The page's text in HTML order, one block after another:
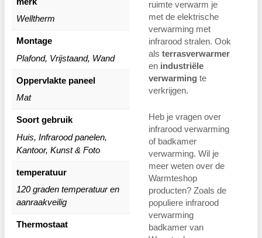
Welltherm
Montage
Plafond, Vrijstaand, Wand
Oppervlakte paneel
Mat
Soort gebruik
Huis, Infrarood panelen,
Kantoor, Kunst & Foto
temperatuur
120 graden temperatuur en
aanraakveilig
Thermostaat
ruimte verwarm je
met de elektrische
verwarming met
infrarood stralen. Ook
als terrasverwarmer
en industriële
verwarming te
verkrijgen.
Heb je vragen over
infrarood verwarming
of badkamer
verwarming. Wil je
meer weten over de
Warmteshop
producten? Zoals de
populiere infrarood
verwarming
badkamer van